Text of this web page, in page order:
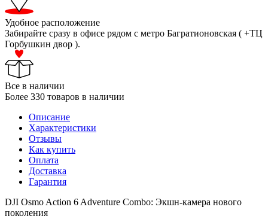
Удобное расположение
Забирайте сразу в офисе рядом с метро Багратионовская ( +ТЦ
Горбушкин двор ).
Все в наличии
Более 330 товаров в наличии
Описание
Характеристики
Отзывы
Как купить
Оплата
Доставка
Гарантия
DJI Osmo Action 6 Adventure Combo: Экшн-камера нового
поколения